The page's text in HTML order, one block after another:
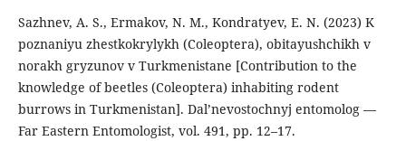
Sazhnev, A. S., Ermakov, N. M., Kondratyev, E. N. (2023) K
poznaniyu zhestkokrylykh (Coleoptera), obitayushchikh v
norakh gryzunov v Turkmenistane [Contribution to the
knowledge of beetles (Coleoptera) inhabiting rodent
burrows in Turkmenistan]. Dal’nevostochnyj entomolog —
Far Eastern Entomologist, vol. 491, pp. 12–17.